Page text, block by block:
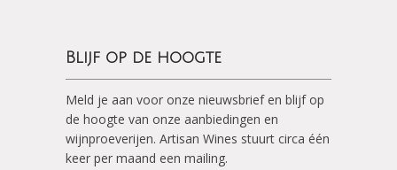
Blijf op de hoogte
Meld je aan voor onze nieuwsbrief en blijf op
de hoogte van onze aanbiedingen en
wijnproeverijen. Artisan Wines stuurt circa één
keer per maand een mailing.